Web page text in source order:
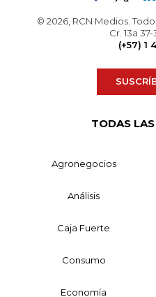
© 2026, RCN Medios.
Cr. 13a
(+57) 1
TODAS
Agronegocios
Análisis
Caja Fuerte
Consumo
Economía